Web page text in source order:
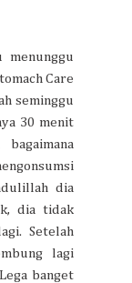
Care
seminggu
30 menit
dia
dia tidak
Setelah
lagi
banget